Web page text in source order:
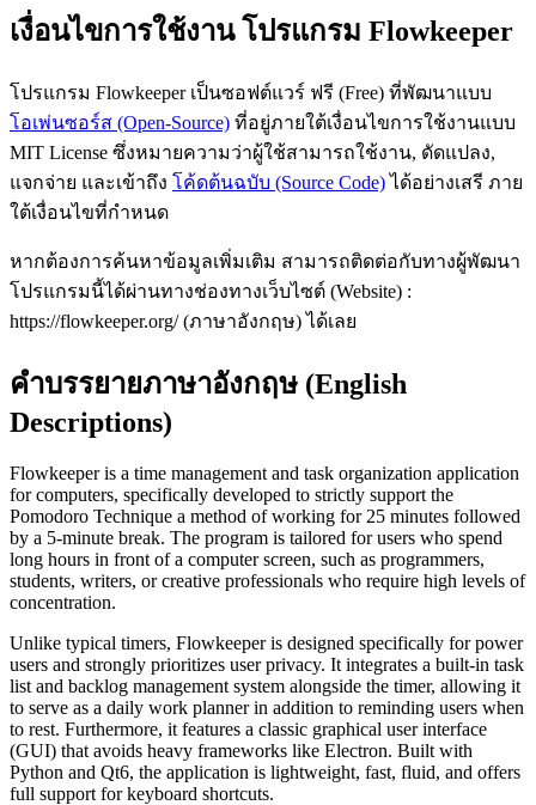
เงื่อนไขการใช้งาน โปรแกรม Flowkeeper
โปรแกรม Flowkeeper เป็นซอฟต์แวร์ ฟรี (Free) ที่พัฒนาแบบ
โอเพ่นซอร์ส (Open-Source) ที่อยู่ภายใต้เงื่อนไขการใช้งานแบบ
MIT License ซึ่งหมายความว่าผู้ใช้สามารถใช้งาน, ดัดแปลง,
แจกจ่าย และเข้าถึง โค้ดต้นฉบับ (Source Code)ได้อย่างเสรี ภาย
ใต้เงื่อนไขที่กำหนด
หากต้องการค้นหาข้อมูลเพิ่มเติม สามารถติดต่อกับทางผู้พัฒนา
โปรแกรมนี้ได้ผ่านทางช่องทางเว็บไซต์ (Website) :
https://flowkeeper.org/ (ภาษาอังกฤษ) ได้เลย
คำบรรยายภาษาอังกฤษ (English
Descriptions)
Flowkeeper is a time management and task organization application
for computers, specifically developed to strictly support the
Pomodoro Technique a method of working for 25 minutes followed
by a 5-minute break. The program is tailored for users who spend
long hours in front of a computer screen, such as programmers,
students, writers, or creative professionals who require high levels of
concentration.
Unlike typical timers, Flowkeeper is designed specifically for power
users and strongly prioritizes user privacy. It integrates a built-in task
list and backlog management system alongside the timer, allowing it
to serve as a daily work planner in addition to reminding users when
to rest. Furthermore, it features a classic graphical user interface
(GUI) that avoids heavy frameworks like Electron. Built with
Python and Qt6, the application is lightweight, fast, fluid, and offers
full support for keyboard shortcuts.